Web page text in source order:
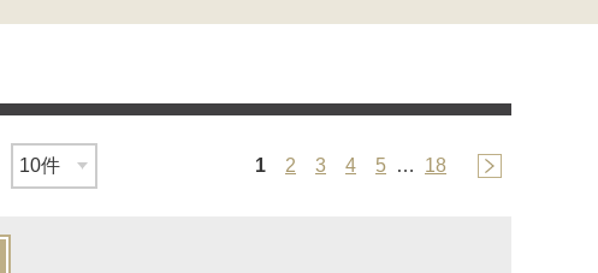
1 2 3 4 5 … 18